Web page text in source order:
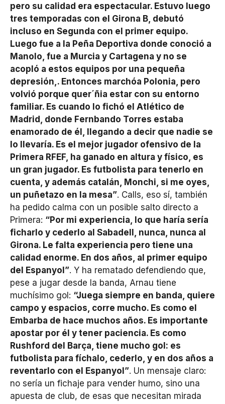
pero su calidad era espectacular. Estuvo luego
tres temporadas con el Girona B, debutó
incluso en Segunda con el primer equipo.
Luego fue a la Peña Deportiva donde conoció a
Manolo, fue a Murcia y Cartagena y no se
acopló a estos equipos por una pequeña
depresión,. Entonces marchóa Polonia, pero
volvió porque quer´ñia estar con su entorno
familiar. Es cuando lo fichó el Atlético de
Madrid, donde Fernbando Torres estaba
enamorado de él, llegando a decir que nadie se
lo llevaría. Es el mejor jugador ofensivo de la
Primera RFEF, ha ganado en altura y físico, es
un gran jugador. Es futbolista para tenerlo en
cuenta, y además catalán, Monchi, si me oyes,
un puñetazo en la mesa”. Calls, eso sí, también
ha pedido calma con un posible salto directo a
Primera: “Por mi experiencia, lo que haría sería
ficharlo y cederlo al Sabadell, nunca, nunca al
Girona. Le falta experiencia pero tiene una
calidad enorme. En dos años, al primer equipo
del Espanyol”. Y ha rematado defendiendo que,
pese a jugar desde la banda, Arnau tiene
muchísimo gol: “Juega siempre en banda, quiere
campo y espacios, corre mucho. Es como el
Embarba de hace muchos años. Es importante
apostar por él y tener paciencia. Es como
Rushford del Barça, tiene mucho gol: es
futbolista para fíchalo, cederlo, y en dos años a
reventarlo con el Espanyol”. Un mensaje claro:
no sería un fichaje para vender humo, sino una
apuesta de club, de esas que necesitan mirada